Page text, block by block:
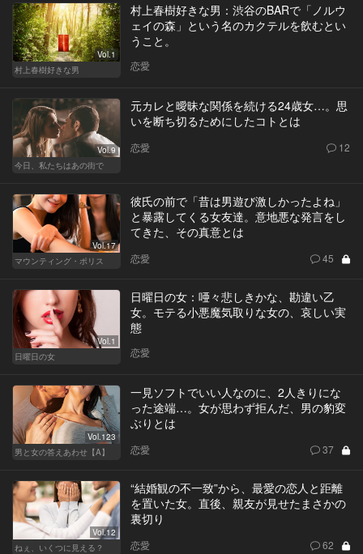
Vol.1
村上春樹好きな男
村上春樹好きな男：渋谷のBARで「ノルウ
ェイの森」という名のカクテルを飲むとい
うこと。
恋愛
Vol.9
今日、私たちはあの街で
元カレと曖昧な関係を続ける24歳女…。思
いを断ち切るためにしたコトとは
恋愛 12
Vol.17
マウンティング・ポリス
彼氏の前で「昔は男遊び激しかったよね」
と暴露してくる女友達。意地悪な発言をし
てきた、その真意とは
恋愛 45
Vol.1
日曜日の女
日曜日の女：唖々悲しきかな、勘違い乙
女。モテる小悪魔気取りな女の、哀しい実
態
恋愛
Vol.123
男と女の答えあわせ【A】
一見ソフトでいい人なのに、2人きりにな
った途端…。女が思わず拒んだ、男の豹変
ぶりとは
恋愛 37
Vol.12
ねぇ、いくつに見える？
“結婚観の不一致”から、最愛の恋人と距離
を置いた女。直後、親友が見せたまさかの
裏切り
恋愛 62